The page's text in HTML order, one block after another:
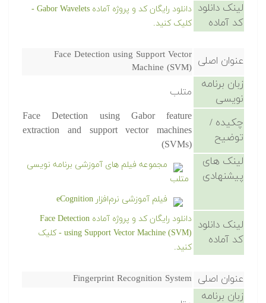
لینک دانلود
کد آماده
دانلود رایگان کد و پروژه آماده Gabor Wavelets -
کلیک کنید.
عنوان اصلی Face Detection using Support Vector
Machine (SVM)
زبان برنامه
نویسی
متلب
چکیده /
توضیح
Face Detection using Gabor feature
extraction and support vector machines
(SVMs)
لینک های
پیشنهادی
مجموعه فیلم های آموزشی برنامه نویسی
متلب
فیلم آموزشی نرم‌افزار eCognition
لینک دانلود
کد آماده
دانلود رایگان کد و پروژه آماده Face Detection
using Support Vector Machine (SVM) - کلیک
کنید.
عنوان اصلی Fingerprint Recognition System
زبان برنامه